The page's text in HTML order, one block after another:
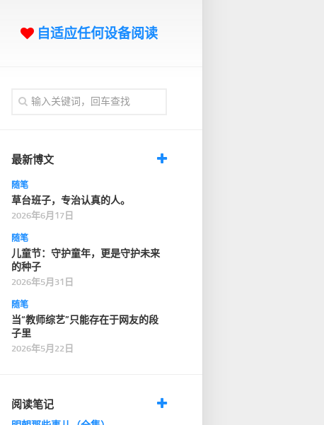
自适应任何设备阅读
最新博文
随笔
草台班子，专治认真的人。
2026年6月17日
随笔
儿童节：守护童年，更是守护未来
的种子
2026年5月31日
随笔
当“教师综艺”只能存在于网友的段
子里
2026年5月22日
阅读笔记